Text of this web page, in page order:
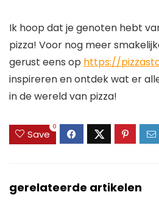
Ik hoop dat je genoten hebt
pizza! Voor nog meer
gerust eens op https://
inspireren en ontdek wat er
in de wereld van pizza!
Save
0
gerelateerde artikelen